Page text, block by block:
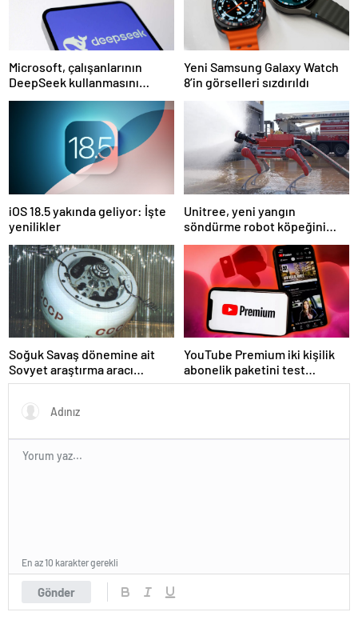
Microsoft, çalışanlarının
DeepSeek kullanmasını
yasakladı
Yeni Samsung Galaxy Watch
8’in görselleri sızdırıldı
iOS 18.5 yakında geliyor: İşte
yenilikler
Unitree, yeni yangın
söndürme robot köpeğini
Soğuk Savaş dönemine ait
Sovyet araştırma aracı
Dünya’ya düşecek
YouTube Premium iki kişilik
abonelik paketini test
etmeye başladı
Gönder
En az 10 karakter gerekli